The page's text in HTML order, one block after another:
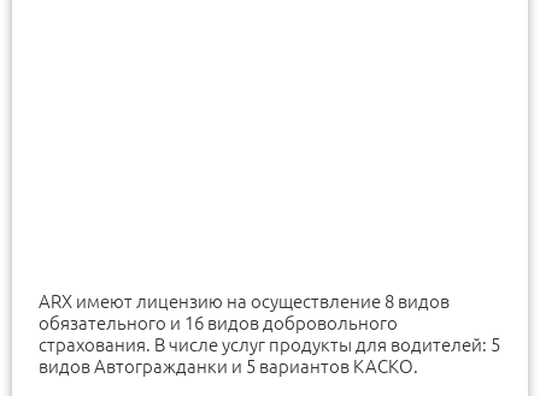
ARX имеют лицензию на осуществление 8 видов
обязательного и 16 видов добровольного
страхования. В числе услуг продукты для водителей: 5
видов Автогражданки и 5 вариантов КАСКО.